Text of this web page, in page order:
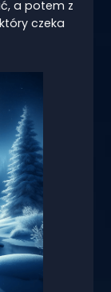
a potem z
czeka